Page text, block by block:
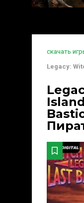
скачать
Legacy: